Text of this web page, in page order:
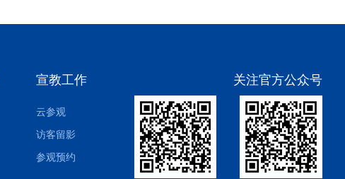
宣教工作
云参观
访客留影
参观预约
关注官方公众号